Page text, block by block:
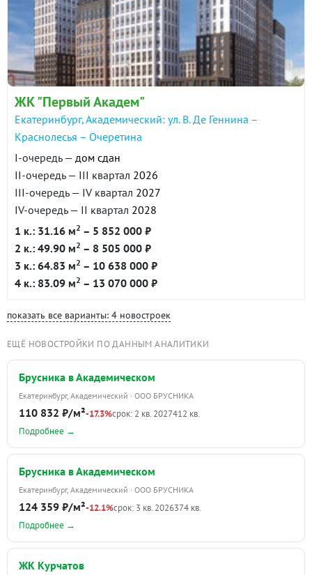
ЖК "Первый Академ"
Екатеринбург, Академический: ул. В. Де Геннина –
Краснолесья – Очеретина
I-очередь — дом сдан
II-очередь — III квартал 2026
III-очередь — IV квартал 2027
IV-очередь — II квартал 2028
1 к.: 31.16 м2 – 5 852 000 ₽
2 к.: 49.90 м2 – 8 505 000 ₽
3 к.: 64.83 м2 – 10 638 000 ₽
4 к.: 83.09 м2 – 13 070 000 ₽
показать все варианты: 4 новостроек
ЕЩЁ НОВОСТРОЙКИ ПО ДАННЫМ АНАЛИТИКИ
Брусника в Академическом
Екатеринбург, Академический · ООО БРУСНИКА
110 832 ₽/м²-17.3%срок: 2 кв. 2027412 кв.
Подробнее →
Брусника в Академическом
Екатеринбург, Академический · ООО БРУСНИКА
124 359 ₽/м²-12.1%срок: 3 кв. 2026374 кв.
Подробнее →
ЖК Курчатов